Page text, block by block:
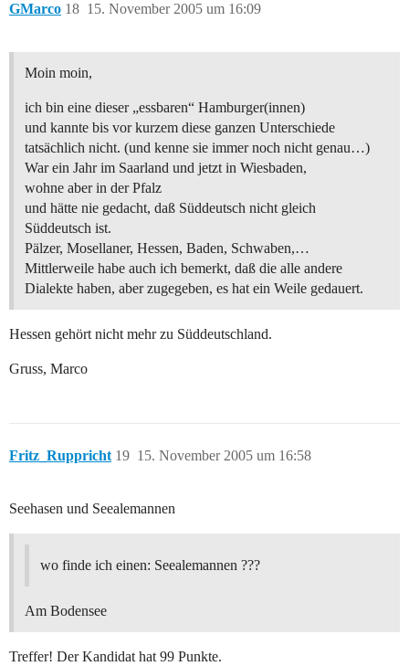
GMarco 15. November 2005 um 16:09
18
Moin moin,
ich bin eine dieser „essbaren“ Hamburger(innen)
und kannte bis vor kurzem diese ganzen Unterschiede
tatsächlich nicht. (und kenne sie immer noch nicht genau…)
War ein Jahr im Saarland und jetzt in Wiesbaden,
wohne aber in der Pfalz
und hätte nie gedacht, daß Süddeutsch nicht gleich
Süddeutsch ist.
Pälzer, Mosellaner, Hessen, Baden, Schwaben,…
Mittlerweile habe auch ich bemerkt, daß die alle andere
Dialekte haben, aber zugegeben, es hat ein Weile gedauert.
Hessen gehört nicht mehr zu Süddeutschland.
Gruss, Marco
Fritz_Ruppricht 15. November 2005 um 16:58
19
Seehasen und Seealemannen
wo finde ich einen: Seealemannen ???
Am Bodensee
Treffer! Der Kandidat hat 99 Punkte.